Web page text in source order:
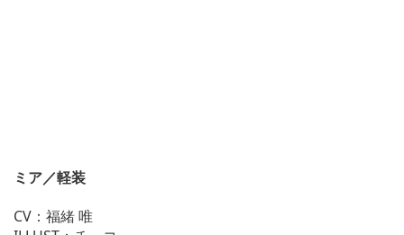
ミア／軽装
CV：福緒 唯